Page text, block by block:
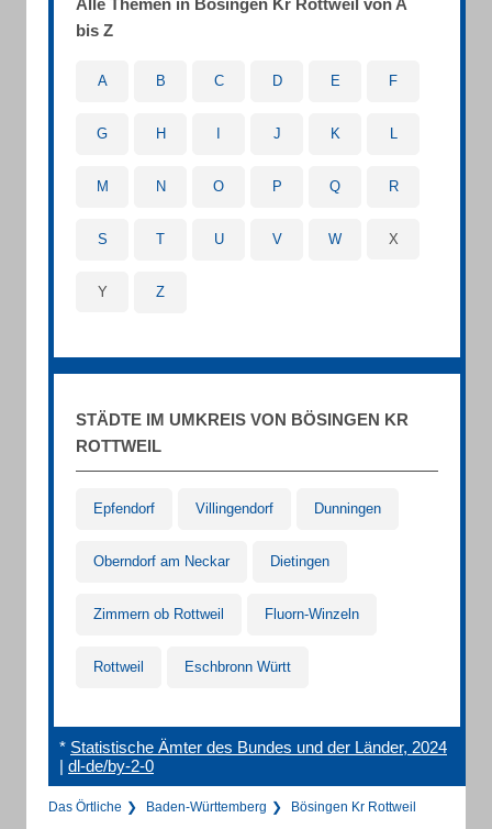
Alle Themen in Bösingen Kr Rottweil von A
bis Z
A B C D E F
G H J K L
M N O P Q R
S T U V W X
Y Z
STÄDTE IM UMKREIS VON BÖSINGEN KR
ROTTWEIL
Epfendorf Villingendorf Dunningen
Oberndorf am Neckar Dietingen
Zimmern ob Rottweil Fluorn-Winzeln
Rottweil Eschbronn Württ
* Statistische Ämter des Bundes und der Länder, 2024
| dl-de/by-2-0
Das Örtliche Baden-Württemberg Bösingen Kr Rottweil